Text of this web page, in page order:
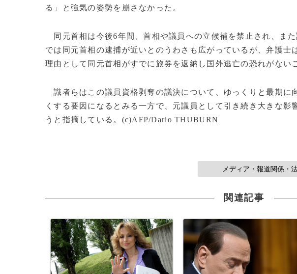
る」と強気の姿勢を崩さなかった。
同元首相は今後6年間、首相や議員への立候補を禁止され、ま
では同元首相の逮捕が近いとのうわさも広がっているが、弁護士
理由として同元首相がすでに旅券を返納し国外逃亡の恐れがない
識者らはこの議員資格剥奪の議決について、ゆっくりと最期に
くする要因になるとみる一方で、元議員として引き続き大きな影
うと指摘している。(c)AFP/Dario THUBURN
メディア・報道関係・
関連記事